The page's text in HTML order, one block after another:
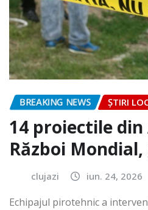
BREAKING NEWS ȘTIRI
14 proiectile din
Război
clujazi iun. 24, 2026
Echipajul pirotehnic a